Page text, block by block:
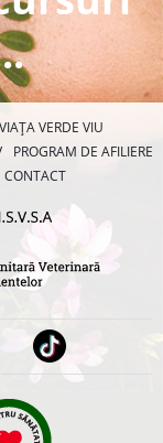
VERDE VIU
PROGRAM DE AFILIERE
CONTACT